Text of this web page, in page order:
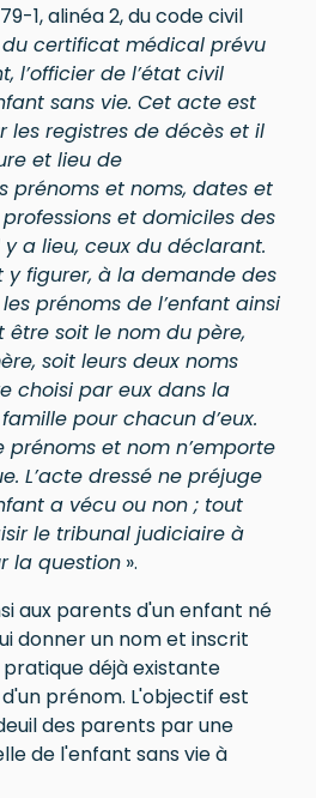
1, alinéa 2, du code civil
certificat médical prévu
l’officier de l’état civil
sans vie. Cet acte est
les registres de décès et il
et lieu de
prénoms et noms, dates et
et domiciles des
y a lieu, ceux du déclarant.
y figurer, à la demande des
prénoms de l’enfant ainsi
être soit le nom du père,
soit leurs deux noms
choisi par eux dans la
pour chacun d’eux.
et nom n’emporte
L’acte dressé ne préjuge
a vécu ou non ; tout
le tribunal judiciaire à
la question».
aux parents d'un enfant né
donner un nom et inscrit
déjà existante
prénom. L'objectif est
des parents par une
de l'enfant sans vie à